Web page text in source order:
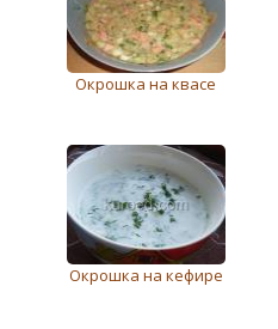
Окрошка на квасе
Окрошка на кефире